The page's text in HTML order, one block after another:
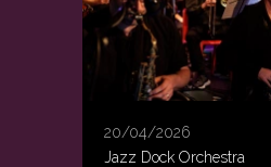
20/04/2026
Jazz Dock Orchestra